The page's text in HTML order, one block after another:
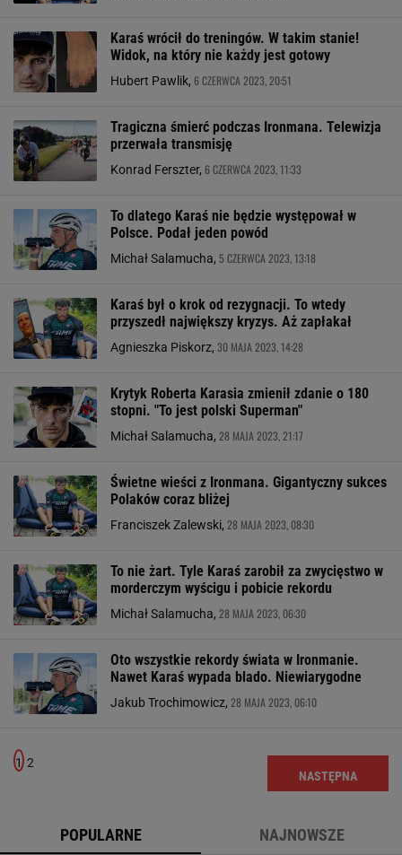
Karaś wrócił do treningów. W takim stanie!
Widok, na który nie każdy jest gotowy
Hubert Pawlik, 6 CZERWCA 2023, 20:51
Tragiczna śmierć podczas Ironmana. Telewizja
przerwała transmisję
Konrad Ferszter, 6 CZERWCA 2023, 11:33
To dlatego Karaś nie będzie występował w
Polsce. Podał jeden powód
Michał Salamucha, 5 CZERWCA 2023, 13:18
Karaś był o krok od rezygnacji. To wtedy
przyszedł największy kryzys. Aż zapłakał
Agnieszka Piskorz, 30 MAJA 2023, 14:28
Krytyk Roberta Karasia zmienił zdanie o 180
stopni. "To jest polski Superman"
Michał Salamucha, 28 MAJA 2023, 21:17
Świetne wieści z Ironmana. Gigantyczny sukces
Polaków coraz bliżej
Franciszek Zalewski, 28 MAJA 2023, 08:30
To nie żart. Tyle Karaś zarobił za zwycięstwo w
morderczym wyścigu i pobicie rekordu
Michał Salamucha, 28 MAJA 2023, 06:30
Oto wszystkie rekordy świata w Ironmanie.
Nawet Karaś wypada blado. Niewiarygodne
Jakub Trochimowicz, 28 MAJA 2023, 06:10
1 2
NASTĘPNA
POPULARNE NAJNOWSZE